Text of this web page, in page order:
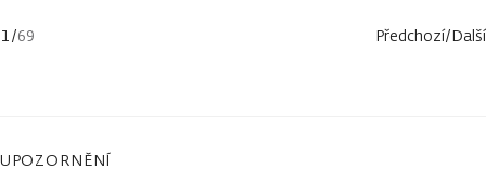
1/69 Předchozí/Další
UPOZORNĚNÍ